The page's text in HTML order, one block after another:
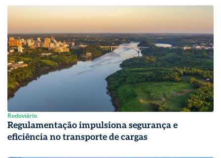
Rodoviário
Regulamentação impulsiona segurança e
eficiência no transporte de cargas